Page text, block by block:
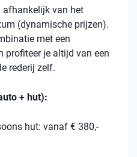
afhankelijk van het
(dynamische prijzen).
met een
profiteer je altijd van een
rederij zelf.
+ hut):
hut: vanaf € 380,-